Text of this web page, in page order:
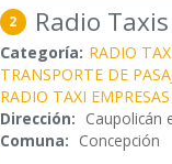
2 Radio
Categoría: RADIO
TRANSPORTE DE
RADIO TAXI EMPRESAS
Dirección: Caupolicán
Comuna: Concepción